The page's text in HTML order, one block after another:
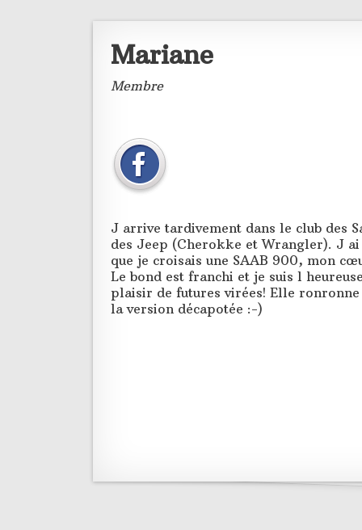
Mariane
Membre
J arrive tardivement dans le club des
des Jeep (Cherokke et Wrangler). J
que je croisais une SAAB 900, mon
Le bond est franchi et je suis l
plaisir de futures virées! Elle
la version décapotée :-)